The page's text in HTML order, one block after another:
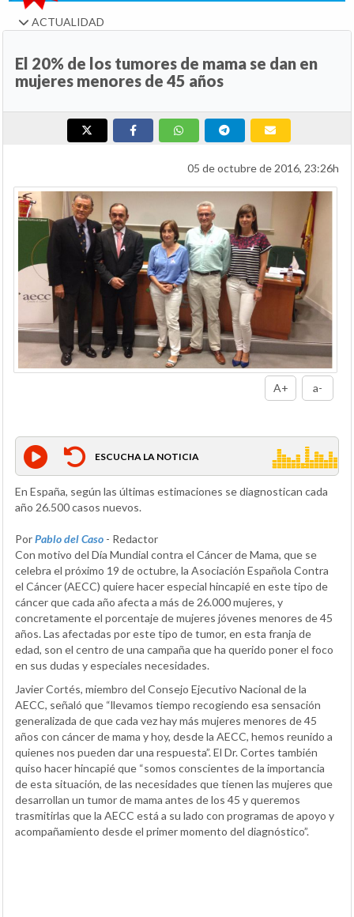
ACTUALIDAD
El 20% de los tumores de mama se dan en
mujeres menores de 45 años
05 de octubre de 2016, 23:26h
A+ a-
ESCUCHA LA NOTICIA
En España, según las últimas estimaciones se diagnostican cada
año 26.500 casos nuevos.
PorPablo del Caso - Redactor
Con motivo del Día Mundial contra el Cáncer de Mama, que se
celebra el próximo 19 de octubre, la Asociación Española Contra
el Cáncer (AECC) quiere hacer especial hincapié en este tipo de
cáncer que cada año afecta a más de 26.000 mujeres, y
concretamente el porcentaje de mujeres jóvenes menores de 45
años. Las afectadas por este tipo de tumor, en esta franja de
edad, son el centro de una campaña que ha querido poner el foco
en sus dudas y especiales necesidades.
Javier Cortés, miembro del Consejo Ejecutivo Nacional de la
AECC, señaló que “llevamos tiempo recogiendo esa sensación
generalizada de que cada vez hay más mujeres menores de 45
años con cáncer de mama y hoy, desde la AECC, hemos reunido a
quienes nos pueden dar una respuesta”. El Dr. Cortes también
quiso hacer hincapié que “somos conscientes de la importancia
de esta situación, de las necesidades que tienen las mujeres que
desarrollan un tumor de mama antes de los 45 y queremos
trasmitirlas que la AECC está a su lado con programas de apoyo y
acompañamiento desde el primer momento del diagnóstico”.